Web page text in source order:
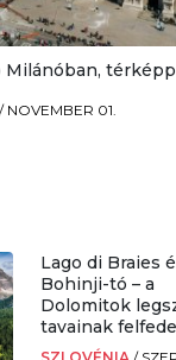
Milánóban,
/ NOVEMBER 01.
Lago di Braies
Bohinji-tó – a
Dolomitok
tavainak